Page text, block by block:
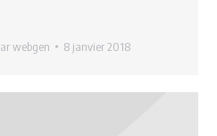
webgen 8 janvier 2018